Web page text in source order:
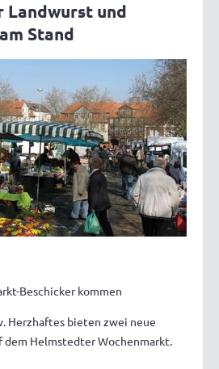
und
Stand
Beschicker kommen
Herzhaftes bieten zwei neue
dem Helmstedter Wochenmarkt.